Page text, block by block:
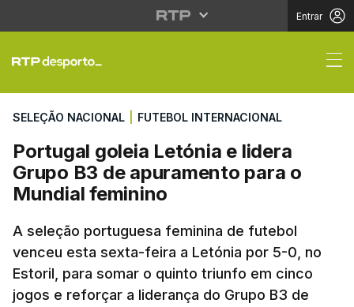
Entrar
Portugal goleia
SELEÇÃO NACIONAL FUTEBOL INTERNACIONAL
Portugal goleia Letónia e lidera
Grupo B3 de apuramento para o
Mundial feminino
A seleção portuguesa feminina de futebol
venceu esta sexta-feira a Letónia por 5-0, no
Estoril, para somar o quinto triunfo em cinco
jogos e reforçar a liderança do Grupo B3 de